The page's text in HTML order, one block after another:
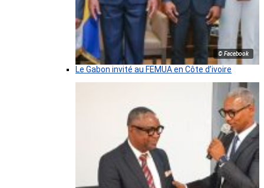
© Facebook
Le Gabon invité au FEMUA en Côte d’ivoire